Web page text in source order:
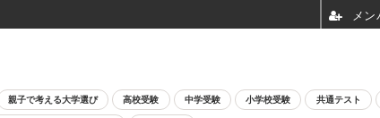
親子で考える大学選び 高校受験 中学受験 小学校受験 共通テスト